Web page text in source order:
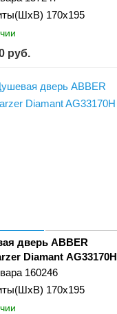
170х195
руб.
дверь ABBER
Diamant AG33170H
160246
170x195